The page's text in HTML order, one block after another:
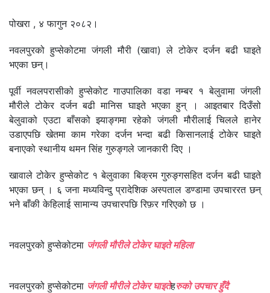
पोखरा , ४ फागुन २०८२।
नवलपुरको हुप्सेकोटमा जंगली मौरी (खावा) ले टोकेर दर्जन बढी घाइते
भएका छन्।
पूर्वी नवलपरासीको हुप्सेकोट गाउपालिका वडा नम्बर १ बेलुवामा जंगली
मौरीले टोकेर दर्जन बढी मानिस घाइते भएका हुन् । आइतबार दिउँसो
बेलुवाको एउटा बाँसको झ्याङ्गमा रहेको जंगली मौरीलाई चिलले हानेर
उडाएपछि खेतमा काम गरेका दर्जन भन्दा बढी किसानलाई टोकेर घाइते
बनाएको स्थानीय थमन सिंह गुरुङ्गले जानकारी दिए ।
खावाले टोकेर हुप्सेकोट १ बेलुवाका बिक्रम गुरुङ्गसहित दर्जन बढी घाइते
भएका छन् । ६ जना मध्यविन्दु प्रादेशिक अस्पताल डण्डामा उपचाररत छन्
भने बाँकी केहिलाई सामान्य उपचारपछि रिफ़र गरिएको छ ।
नवलपुरको हुप्सेकोटमा जंगली मौरीले टोकेर घाइते महिला
नवलपुरको हुप्सेकोटमा जंगली मौरीले टोकेर घाइतेहरुको उपचार हुँदै